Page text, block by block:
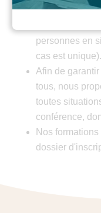
personnes en
cas est unique).
Afin de
tous, nous
toutes
conférence,
Nos
dossier